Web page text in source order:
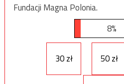
Fundacji Magna Polonia.
8%
30 zł 50 zł